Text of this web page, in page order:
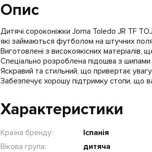
Опис
Дитячі сороконіжки Joma Toledo JR TF
які займаються футболом на штучних
Виготовлені з високоякісних матеріалів,
Спеціально розроблена підошва з
Яскравий та стильний, що привертає
Забезпечує хорошу підтримку стопи, що
Характеристики
Країна бренду:
Іспанія
Вікова група:
дитяча